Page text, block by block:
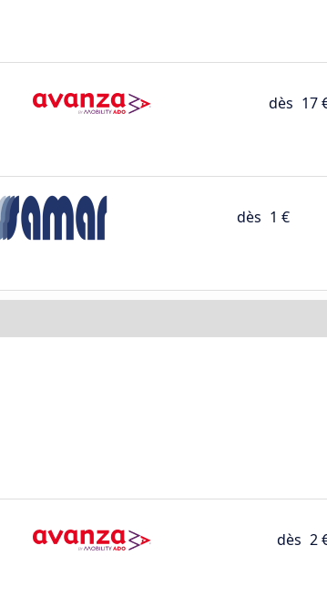
dès 17
dès 1 €
dès 2